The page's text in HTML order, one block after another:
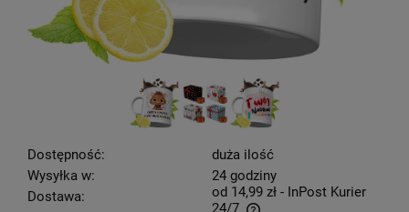
Dostępność:
duża ilość
Wysyłka w:
24 godziny
Dostawa:
od 14,99 zł - InPost Kurier
24/7